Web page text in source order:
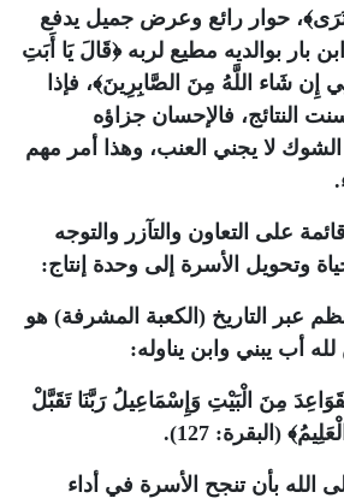
تَرَى﴾، حوار رائع وعرض جميل يدفع
بار بوالديه مطيع لربه ﴿قَالَ يَا أَبَتِ
إِن شَاء اللَّهُ مِنَ الصَّابِرِينَ﴾، فإذا
النتائج، فالإحسان جزاؤه
لا يجني العنب، وهذا أمر مهم
على التعاون والتآزر والتوجه
وتحويل الأسرة إلى وحدة إنتاج:
عبر التاريخ (الكعبة المشرفة) هو
أب يبني وابن يناوله:
مِنَ الْبَيْتِ وَإِسْمَاعِيلُ رَبَّنَا تَقَبَّلْ
(البقرة: 127).
الله بأن تنجح الأسرة في أداء